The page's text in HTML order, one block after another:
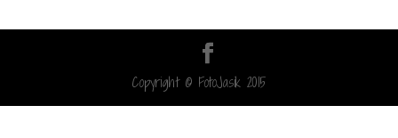
Copyright © FotoJasik 2015